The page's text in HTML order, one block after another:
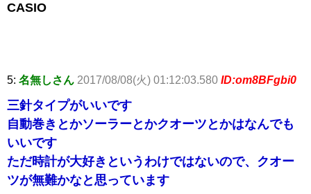
CASIO
5: 名無しさん 2017/08/08(火) 01:12:03.580 ID:om8BFgbi0
三針タイプがいいです
自動巻きとかソーラーとかクオーツとかはなんでも
いいです
ただ時計が大好きというわけではないので、クオー
ツが無難かなと思っています